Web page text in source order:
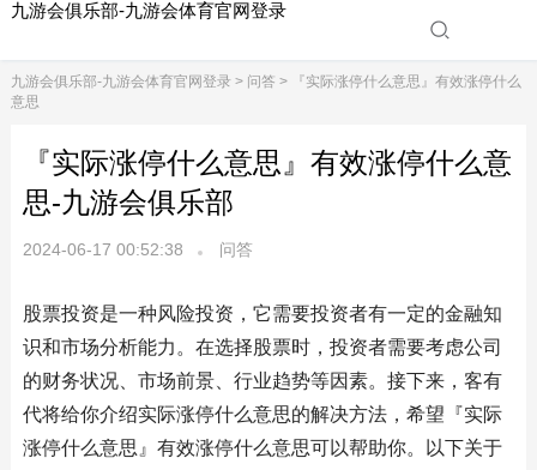
九游会俱乐部-九游会体育官网登录
九游会俱乐部-九游会体育官网登录> 问答 > 『实际涨停什么意思』有效涨停什么
意思
『实际涨停什么意思』有效涨停什么意
思-九游会俱乐部
2024-06-17 00:52:38 问答
股票投资是一种风险投资，它需要投资者有一定的金融知
识和市场分析能力。在选择股票时，投资者需要考虑公司
的财务状况、市场前景、行业趋势等因素。接下来，客有
代将给你介绍实际涨停什么意思的解决方法，希望『实际
涨停什么意思』有效涨停什么意思可以帮助你。以下关于